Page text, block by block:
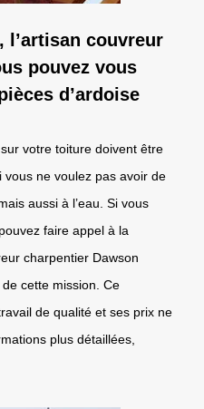
l’artisan couvreur
pouvez vous
d’ardoise
votre toiture doivent être
vous ne voulez pas avoir de
aussi à l’eau. Si vous
faire appel à la
charpentier Dawson
cette mission. Ce
de qualité et ses prix ne
plus détaillées,